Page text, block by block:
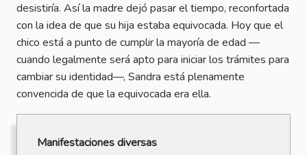
desistiría. Así la madre dejó pasar el tiempo, reconfortada
con la idea de que su hija estaba equivocada. Hoy que el
chico está a punto de cumplir la mayoría de edad —
cuando legalmente será apto para iniciar los trámites para
cambiar su identidad—, Sandra está plenamente
convencida de que la equivocada era ella.
Manifestaciones diversas